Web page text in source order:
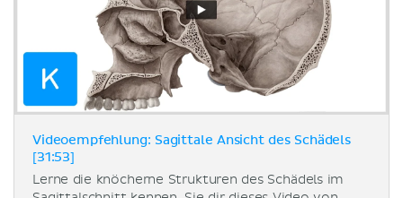
Videoempfehlung: Sagittale Ansicht des Schädels
[31:53]
Lerne die knöcherne Strukturen des Schädels im